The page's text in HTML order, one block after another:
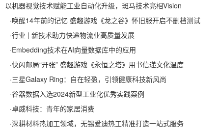
以机器视觉技术赋能工业自动化升级，斑马技术亮相Vision
·唤醒14年前的记忆 盛趣游戏《龙之谷》怀旧服开启不删档测试
·行业 | 新技术助力快递物流业高质量发展
·Embedding技术在AI向量数据库中的应用
·快闪邮局“开张” 盛趣游戏《永恒之塔》用书信递文化温度
·三星Galaxy Ring：自在轻盈，引领健康科技新风尚
·谷器数据入选2024新型工业化优秀实践案例
·卓威科技：青年的家居消费
·深耕材料热加工领域，无锡爱迪热工精准打造一站式服务